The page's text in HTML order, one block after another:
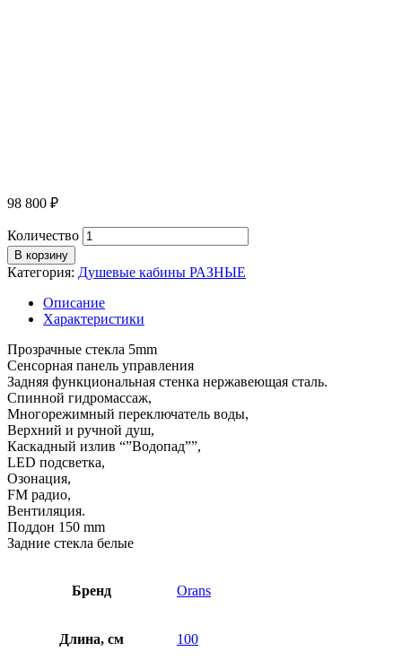
98 800 ₽
Количество
В корзину
Категория: Душевые кабины РАЗНЫЕ
Описание
Характеристики
Прозрачные стекла 5mm
Сенсорная панель управления
Задняя функциональная стенка нержавеющая сталь.
Спинной гидромассаж,
Многорежимный переключатель воды,
Верхний и ручной душ,
Каскадный излив “”Водопад””,
LED подсветка,
Озонация,
FM радио,
Вентиляция.
Поддон 150 mm
Задние стекла белые
Бренд Orans
Длина, см 100